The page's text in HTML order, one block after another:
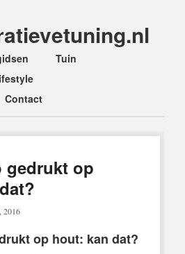
Tuin
Contact
gedrukt op
2016
op hout: kan dat?